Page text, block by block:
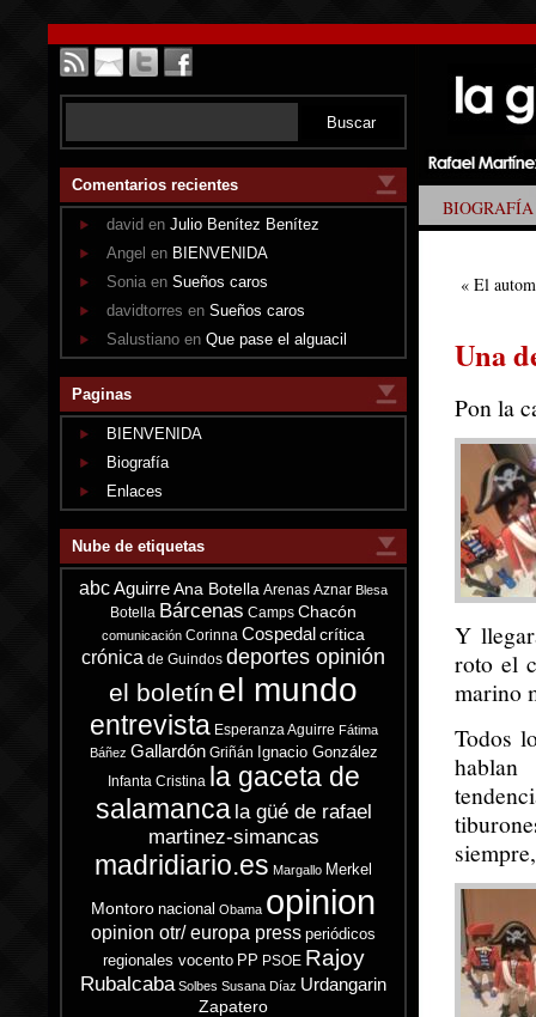
Comentarios recientes
david en Julio Benítez Benítez
Angel en BIENVENIDA
Sonia en Sueños caros
davidtorres en Sueños caros
Salustiano en Que pase el alguacil
Paginas
BIENVENIDA
Biografía
Enlaces
Nube de etiquetas
abcAguirre Ana Botella Arenas Aznar Blesa
Botella Bárcenas Camps Chacón
comunicación Corinna Cospedal crítica
crónica de Guindos deportes opinión
el boletín el mundo
entrevista Esperanza Aguirre Fátima
Báñez Gallardón Griñán Ignacio González
Infanta Cristina la gaceta de
salamanca la güé de rafael
martinez-simancas
madridiario.es Margallo Merkel
Montoro nacional Obama opinion
opinion otr/ europa press periódicos
regionales vocento PP PSOE Rajoy
Rubalcaba Solbes Susana Díaz Urdangarin
Zapatero
BIOGRAFÍA
« El
Una
Pon la
Y
roto el
marino
Todos
hablan